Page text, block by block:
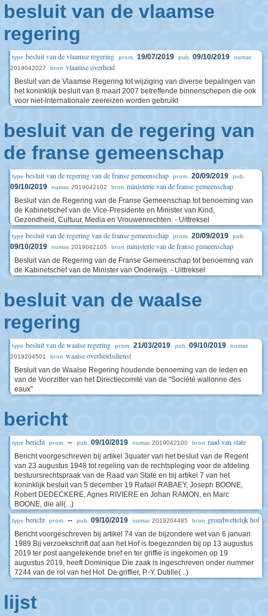
besluit van de vlaamse
regering
type besluit van de vlaamse regering prom. 19/07/2019 pub. 09/10/2019 numac
2019042027 bron vlaamse overheid
Besluit van de Vlaamse Regering tot wijziging van diverse bepalingen van
het koninklijk besluit van 8 maart 2007 betreffende binnenschepen die ook
voor niet-internationale zeereizen worden gebruikt
besluit van de regering van
de franse gemeenschap
type besluit van de regering van de franse gemeenschap prom. 20/09/2019 pub.
09/10/2019 numac 2019042102 bron ministerie van de franse gemeenschap
Besluit van de Regering van de Franse Gemeenschap tot benoeming van
de Kabinetschef van de Vice-Presidente en Minister van Kind,
Gezondheid, Cultuur, Media en Vrouwenrechten. - Uittreksel
type besluit van de regering van de franse gemeenschap prom. 20/09/2019 pub.
09/10/2019 numac 2019042105 bron ministerie van de franse gemeenschap
Besluit van de Regering van de Franse Gemeenschap tot benoeming van
de Kabinetschef van de Minister van Onderwijs. - Uittreksel
besluit van de waalse
regering
type besluit van de waalse regering prom. 21/03/2019 pub. 09/10/2019 numac
2019204501 bron waalse overheidsdienst
Besluit van de Waalse Regering houdende benoeming van de leden en
van de Voorzitter van het Directiecomité van de "Société wallonne des
eaux"
bericht
type bericht prom. -- pub. 09/10/2019 numac 2019042100 bron raad van state
Bericht voorgeschreven bij artikel 3quater van het besluit van de Regent
van 23 augustus 1948 tot regeling van de rechtspleging voor de afdeling
bestuursrechtspraak van de Raad van State en bij artikel 7 van het
koninklijk besluit van 5 december 19 Rafaël RABAEY, Joseph BOONE,
Robert DEDECKERE, Agnes RIVIERE en Johan RAMON, en Marc
BOONE, die all(...)
type bericht prom. -- pub. 09/10/2019 numac 2019204485 bron grondwettelijk hof
Bericht voorgeschreven bij artikel 74 van de bijzondere wet van 6 januari
1989 Bij verzoekschrift dat aan het Hof is toegezonden bij op 13 augustus
2019 ter post aangetekende brief en ter griffie is ingekomen op 19
augustus 2019, heeft Dominique Die zaak is ingeschreven onder nummer
7244 van de rol van het Hof. De griffier, P.-Y. Dutille(...)
lijst